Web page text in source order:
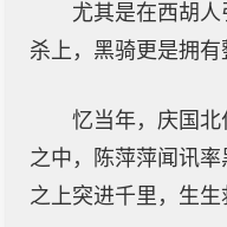
尤其是在西胡
杀上，黑骑更是拥有
忆当年，庆国
之中，陈萍萍闻讯
之上突进千里，生生